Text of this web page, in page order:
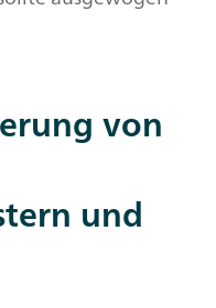
von
und